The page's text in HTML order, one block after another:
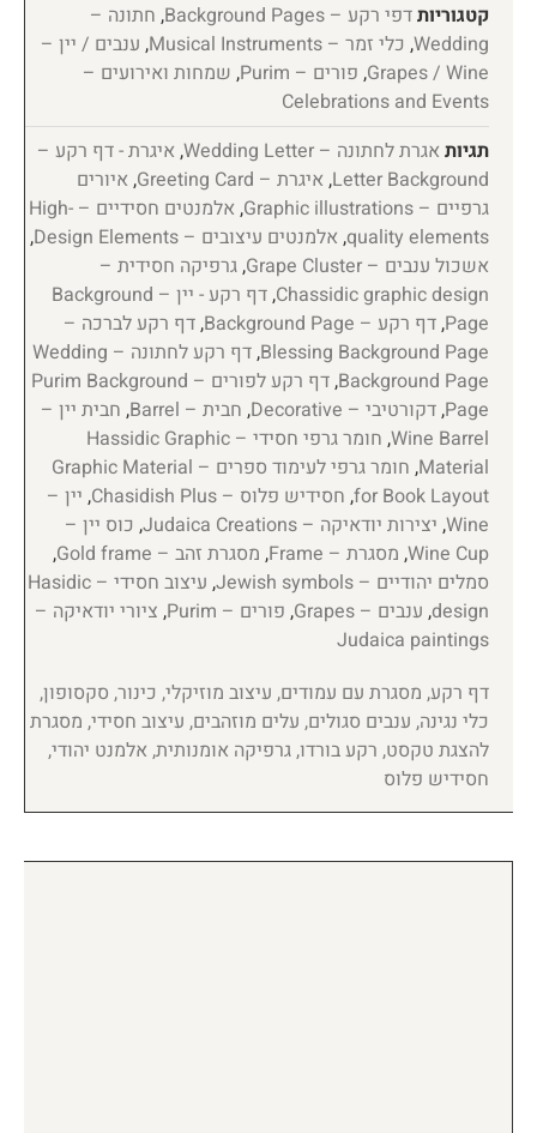
קטגוריותדפי רקע – Background Pages , חתונה –
Wedding
, כלי זמר – Musical Instruments , ענבים / יין –
Grapes / Wine
, פורים – Purim , שמחות ואירועים –
Celebrations and Events
תגיות אגרת לחתונה – Wedding Letter , איגרת - דף רקע –
Letter Background
, איגרת – Greeting Card , איורים
גרפיים – Graphic illustrations
,
אלמנטים חסידיים – High-
quality elements
, אלמנטים עיצובים – Design Elements
,
אשכול ענבים – Grape Cluster
,גרפיקה חסידית –
Chassidic graphic design
,
דף רקע - יין – Background
Page
,דף רקע – Background Page ,דף רקע לברכה –
Blessing Background Page
,
דף רקע לחתונה – Wedding
Background Page
,
דף רקע לפורים – Purim Background
Page
,דקורטיבי – Decorative , חבית – Barrel , חבית יין –
Wine Barrel
,
חומר גרפי חסידי – Hassidic Graphic
Material
,
חומר גרפי לעימוד ספרים – Graphic Material
for Book Layout
, חסידיש פלוס – Chasidish Plus , יין –
Wine
, יצירות יודאיקה – Judaica Creations , כוס יין –
Wine Cup
, מסגרת – Frame , מסגרת זהב – Gold frame
,
סמלים יהודיים – Jewish symbols
,
עיצוב חסידי – Hasidic
design
, ענבים – Grapes , פורים – Purim , ציורי יודאיקה –
Judaica paintings
דף רקע, מסגרת עם עמודים, עיצוב מוזיקלי, כינור, סקסופון,
כלי נגינה, ענבים סגולים, עלים מוזהבים, עיצוב חסידי, מסגרת
להצגת טקסט, רקע בורדו, גרפיקה אומנותית, אלמנט יהודי,
חסידיש פלוס